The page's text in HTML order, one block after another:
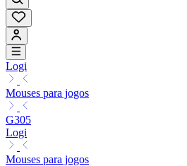
Logi
Mouses para jogos
G305
Logi
Mouses para jogos